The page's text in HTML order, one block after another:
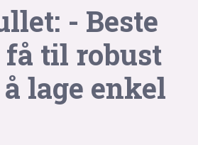
- Beste
få til robust
lage enkel